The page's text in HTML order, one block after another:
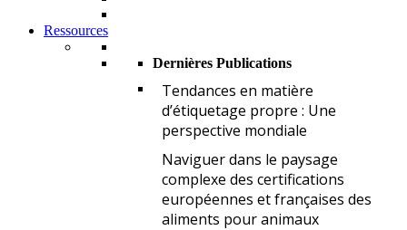
Ressources
Dernières Publications
Tendances en matière
d’étiquetage propre : Une
perspective mondiale
Naviguer dans le paysage
complexe des certifications
européennes et françaises des
aliments pour animaux